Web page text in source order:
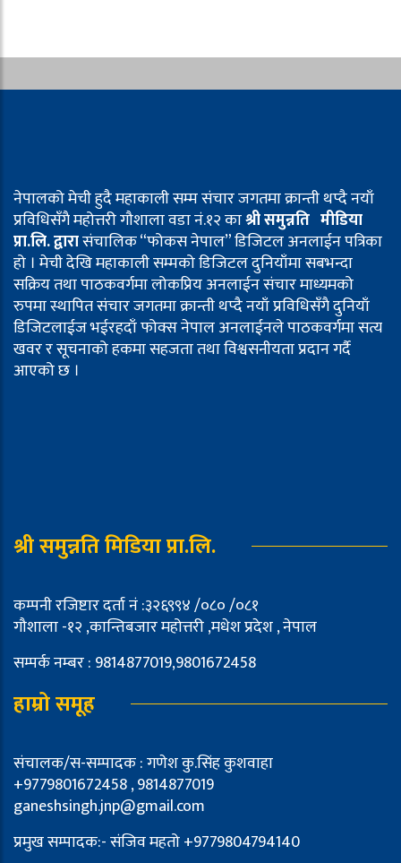
नेपालको मेची हुदै महाकाली सम्म संचार जगतमा क्रान्ती थप्दै नयाँ
प्रविधिसँगै महोत्तरी गौशाला वडा नं.१२ काश्री समुन्नति मीडिया
प्रा.लि. द्वारासंचालिक “फोकस नेपाल” डिजिटल अनलाईन पत्रिका
हो । मेची देखि महाकाली सम्मको डिजिटल दुनियाँमा सबभन्दा
सक्रिय तथा पाठकवर्गमा लोकप्रिय अनलाईन संचार माध्यमको
रुपमा स्थापित संचार जगतमा क्रान्ती थप्दै नयाँ प्रविधिसँगै दुनियाँ
डिजिटलाईज भईरहदाँ फोक्स नेपाल अनलाईनले पाठकवर्गमा सत्य
खवर र सूचनाको हकमा सहजता तथा विश्वसनीयता प्रदान गर्दै
आएको छ ।
श्री समुन्नति मिडिया प्रा.लि.
कम्पनी रजिष्टार दर्ता नं :३२६९९४ /०८० /०८१
गौशाला -१२ ,कान्तिबजार महोत्तरी ,मधेश प्रदेश , नेपाल
सम्पर्क नम्बर : 9814877019,9801672458
हाम्रो समूह
संचालक/स-सम्पादक : गणेश कु.सिंह कुशवाहा
+9779801672458 , 9814877019
ganeshsingh.jnp@gmail.com
प्रमुख सम्पादक:- संजिव महतो +9779804794140